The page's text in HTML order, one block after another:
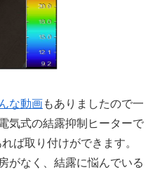
な動画もありましたので一
気式の結露抑制ヒーターで
ば取り付けができます。
がなく、結露に悩んでいる